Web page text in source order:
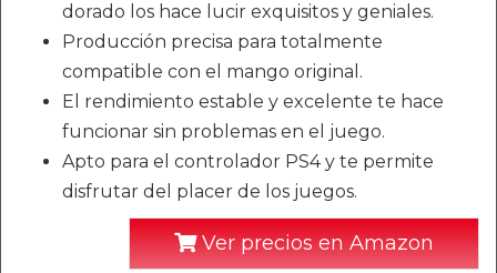
dorado los hace lucir exquisitos y geniales.
Producción precisa para totalmente
compatible con el mango original.
El rendimiento estable y excelente te hace
funcionar sin problemas en el juego.
Apto para el controlador PS4 y te permite
disfrutar del placer de los juegos.
Ver precios en Amazon